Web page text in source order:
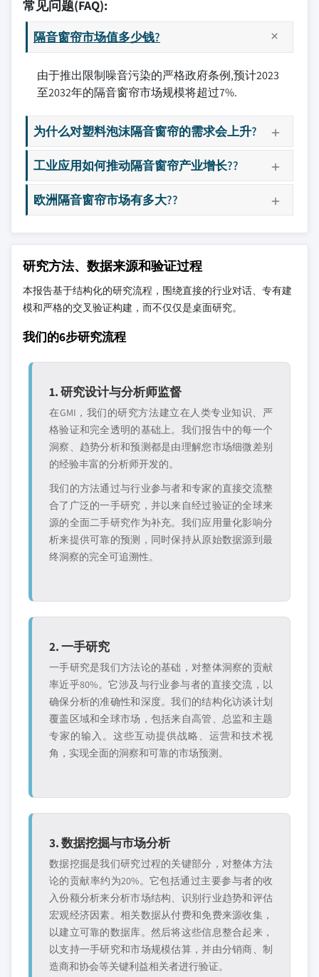
常见问题(FAQ):
隔音窗帘市场值多少钱?
由于推出限制噪音污染的严格政府条例,预计2023
至2032年的隔音窗帘市场规模将超过7%.
为什么对塑料泡沫隔音窗帘的需求会上升?
工业应用如何推动隔音窗帘产业增长??
欧洲隔音窗帘市场有多大??
研究方法、数据来源和验证过程
本报告基于结构化的研究流程，围绕直接的行业对话、专有建
模和严格的交叉验证构建，而不仅仅是桌面研究。
我们的6步研究流程
1. 研究设计与分析师监督
在GMI，我们的研究方法建立在人类专业知识、严
格验证和完全透明的基础上。我们报告中的每一个
洞察、趋势分析和预测都是由理解您市场细微差别
的经验丰富的分析师开发的。
我们的方法通过与行业参与者和专家的直接交流整
合了广泛的一手研究，并以来自经过验证的全球来
源的全面二手研究作为补充。我们应用量化影响分
析来提供可靠的预测，同时保持从原始数据源到最
终洞察的完全可追溯性。
2. 一手研究
一手研究是我们方法论的基础，对整体洞察的贡献
率近乎80%。它涉及与行业参与者的直接交流，以
确保分析的准确性和深度。我们的结构化访谈计划
覆盖区域和全球市场，包括来自高管、总监和主题
专家的输入。这些互动提供战略、运营和技术视
角，实现全面的洞察和可靠的市场预测。
3. 数据挖掘与市场分析
数据挖掘是我们研究过程的关键部分，对整体方法
论的贡献率约为20%。它包括通过主要参与者的收
入份额分析来分析市场结构、识别行业趋势和评估
宏观经济因素。相关数据从付费和免费来源收集，
以建立可靠的数据库。然后将这些信息整合起来，
以支持一手研究和市场规模估算，并由分销商、制
造商和协会等关键利益相关者进行验证。